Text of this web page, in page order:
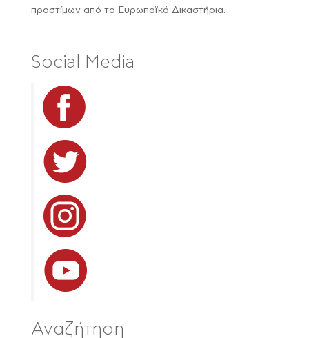
προστίμων από τα Ευρωπαϊκά Δικαστήρια.
Social Media
Αναζήτηση